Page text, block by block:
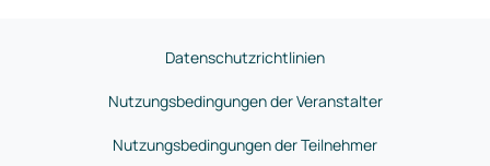
Datenschutzrichtlinien
Nutzungsbedingungen der Veranstalter
Nutzungsbedingungen der Teilnehmer